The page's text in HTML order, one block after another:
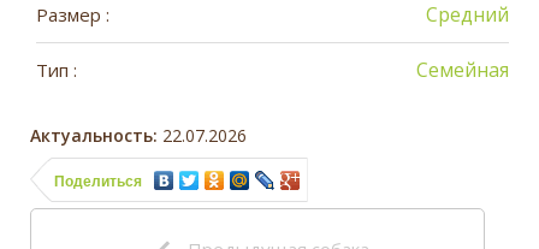
Размер : Средний
Тип : Семейная
Актуальность: 22.07.2026
Поделиться